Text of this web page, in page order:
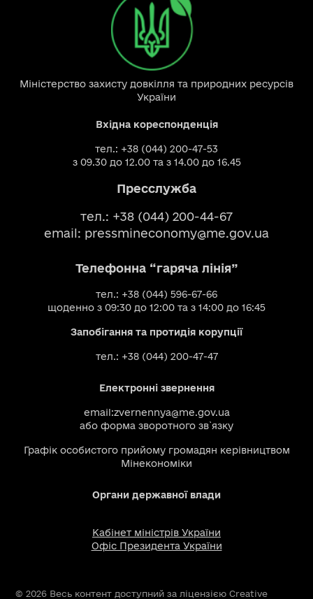
Міністерство захисту довкілля та природних ресурсів
України
Вхідна кореспонденція
тел.: +38 (044) 200-47-53
з 09.30 до 12.00 та з 14.00 до 16.45
Пресслужба
тел.: +38 (044) 200-44-67
email: pressmineconomy@me.gov.ua
Телефонна “гаряча лінія”
тел.: +38 (044) 596-67-66
щоденно з 09:30 до 12:00 та з 14:00 до 16:45
Запобігання та протидія корупції
тел.: +38 (044) 200-47-47
Електронні звернення
email:zvernennya@me.gov.ua
або форма зворотного зв`язку
Графік особистого прийому громадян керівництвом
Мінекономіки
Органи державної влади
Кабінет міністрів України
Офіс Президента України
© 2026 Весь контент доступний за ліцензією Creative